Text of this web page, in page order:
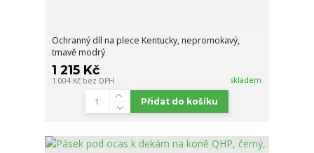
Ochranný díl na plece Kentucky, nepromokavý,
tmavě modrý
1 215 Kč
1 004 Kč bez DPH skladem
Přidat do košíku